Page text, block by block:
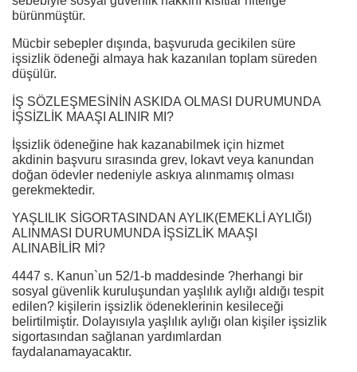
bürünmüştür.
Mücbir sebepler dışında, başvuruda gecikilen süre
işsizlik ödeneği almaya hak kazanılan toplam süreden
düşülür.
İŞ SÖZLEŞMESİNİN ASKIDA OLMASI DURUMUNDA
İŞSİZLİK MAAŞI ALINIR MI?
İşsizlik ödeneğine hak kazanabilmek için hizmet
akdinin başvuru sırasında grev, lokavt veya kanundan
doğan ödevler nedeniyle askıya alınmamış olması
gerekmektedir.
YAŞLILIK SİGORTASINDAN AYLIK(EMEKLİ AYLIĞI)
ALINMASI DURUMUNDA İŞSİZLİK MAAŞI
ALINABİLİR Mİ?
4447 s. Kanun`un 52/1-b maddesinde ?herhangi bir
sosyal güvenlik kuruluşundan yaşlılık aylığı aldığı tespit
edilen? kişilerin işsizlik ödeneklerinin kesileceği
belirtilmiştir. Dolayısıyla yaşlılık aylığı olan kişiler işsizlik
sigortasından sağlanan yardımlardan
faydalanamayacaktır.